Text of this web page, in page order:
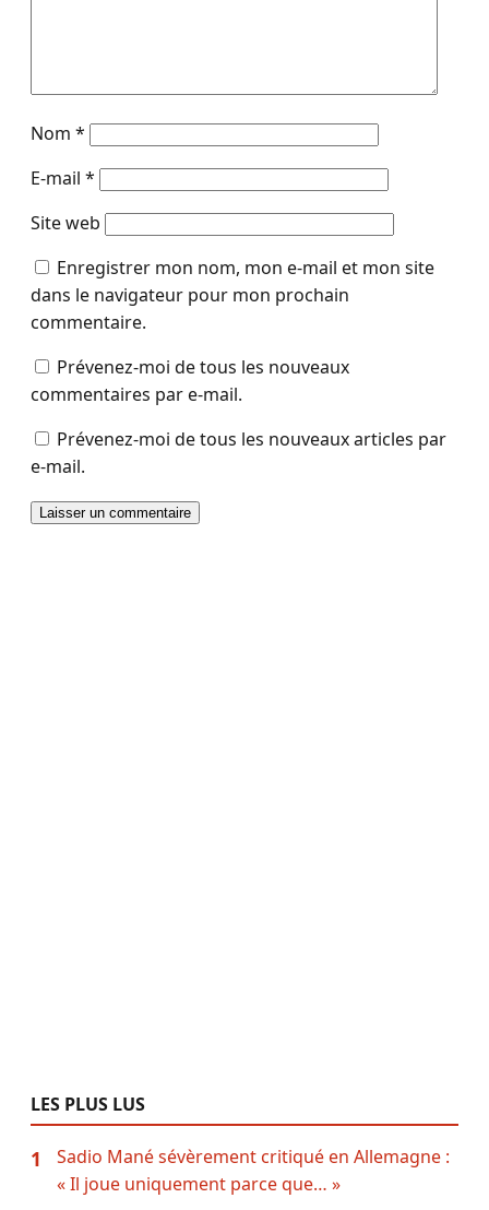
Nom *
E-mail *
Site web
Enregistrer mon nom, mon e-mail et mon site
dans le navigateur pour mon prochain
commentaire.
Prévenez-moi de tous les nouveaux
commentaires par e-mail.
Prévenez-moi de tous les nouveaux articles par
e-mail.
LES PLUS LUS
1
Sadio Mané sévèrement critiqué en Allemagne :
« Il joue uniquement parce que… »